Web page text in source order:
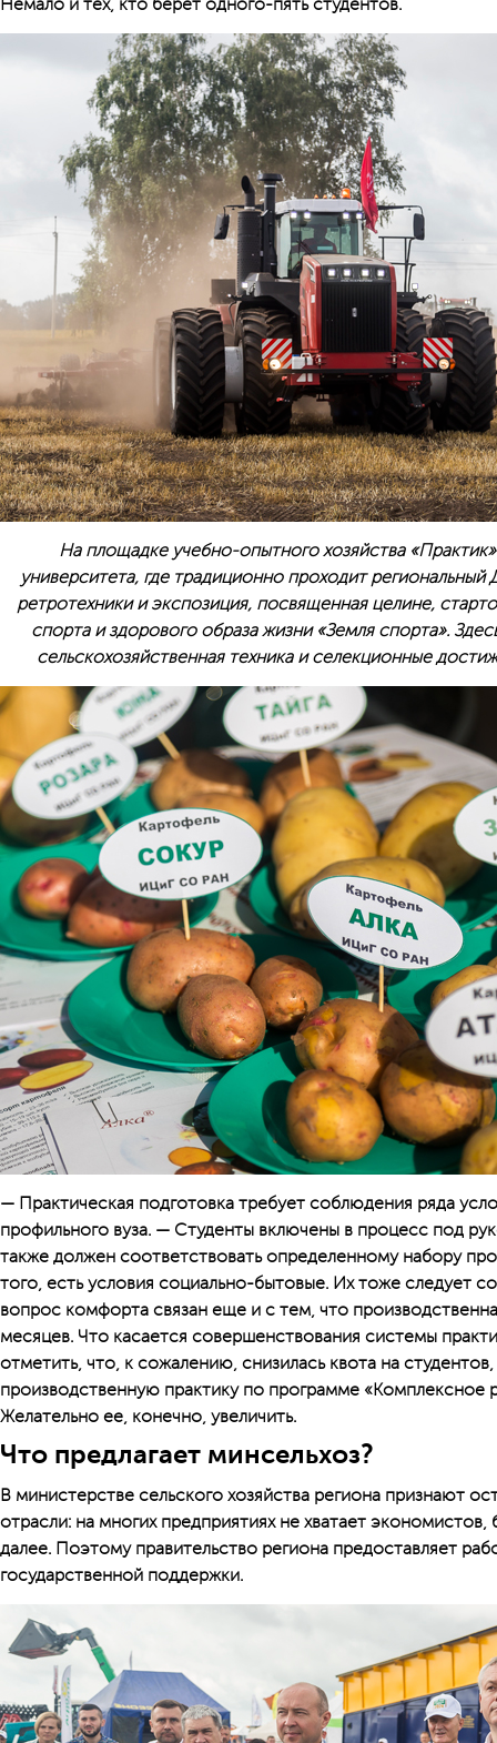
Немало и тех, кто берет одного-пять студентов.
На площадке учебно-опытного хозяйства
университета, где традиционно проходит региональный
ретротехники и экспозиция, посвященная целине,
спорта и здорового образа жизни «Земля спорта».
сельскохозяйственная техника и селекционные
— Практическая подготовка требует соблюдения ряда
профильного вуза. — Студенты включены в процесс под
также должен соответствовать определенному набору
того, есть условия социально-бытовые. Их тоже следует
вопрос комфорта связан еще и с тем, что
месяцев. Что касается совершенствования системы
отметить, что, к сожалению, снизилась квота на
производственную практику по программе «Комплексное
Желательно ее, конечно, увеличить.
Что предлагает минсельхоз?
В министерстве сельского хозяйства региона признают
отрасли: на многих предприятиях не хватает экономистов,
далее. Поэтому правительство региона предоставляет
государственной поддержки.